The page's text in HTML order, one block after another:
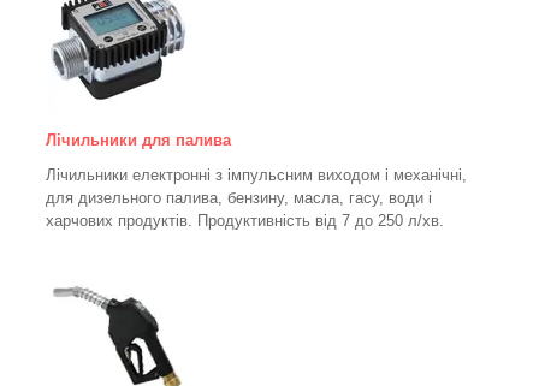
Лічильники для палива
Лічильники електронні з імпульсним виходом і механічні,
для дизельного палива, бензину, масла, гасу, води і
харчових продуктів. Продуктивність від 7 до 250 л/хв.